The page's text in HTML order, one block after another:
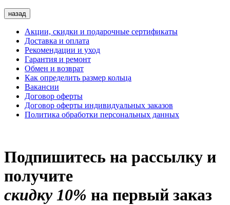
назад
Акции, скидки и подарочные сертификаты
Доставка и оплата
Рекомендации и уход
Гарантия и ремонт
Обмен и возврат
Как определить размер кольца
Вакансии
Договор оферты
Договор оферты индивидуальных заказов
Политика обработки персональных данных
Подпишитесь на рассылку и
получите
скидку 10% на первый заказ